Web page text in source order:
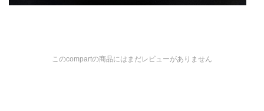
このcompartの商品にはまだレビューがありません